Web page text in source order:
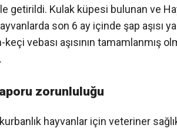
getirildi. Kulak küpesi bulunan ve
son 6 ay içinde şap aşısı
vebası aşısının tamamlanmış
zorunluluğu
hayvanlar için veteriner